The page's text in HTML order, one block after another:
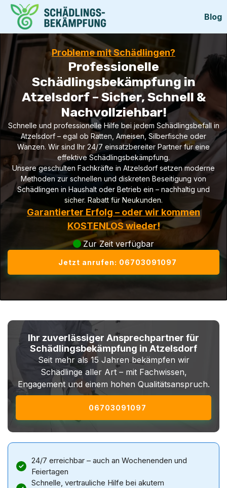
Blog
Probleme mit Schädlingen?
Professionelle
Schädlingsbekämpfung in
Atzelsdorf – Sicher, Schnell &
Nachvollziehbar!
Schnelle und professionelle Hilfe bei jedem Schädlingsbefall in
Atzelsdorf – egal ob Ratten, Ameisen, Silberfische oder
Wanzen. Wir sind Ihr 24/7 einsatzbereiter Partner für eine
effektive Schädlingsbekämpfung.
Unsere geschulten Fachkräfte in Atzelsdorf setzen moderne
Methoden zur schnellen und diskreten Beseitigung von
Schädlingen in Haushalt oder Betrieb ein – nachhaltig und
sicher. Rabatt für Neukunden.
Garantierter Erfolg – oder wir kommen
KOSTENLOS wieder!
Zur Zeit verfügbar
Jetzt anrufen: 06703091097
Ihr zuverlässiger Ansprechpartner für
Schädlingsbekämpfung in Atzelsdorf
Seit mehr als 15 Jahren bekämpfen wir
Schädlinge aller Art – mit Fachwissen,
Engagement und einem hohen Qualitätsanspruch.
06703091097
24/7 erreichbar – auch an Wochenenden und
Feiertagen
Schnelle, vertrauliche Hilfe bei akutem